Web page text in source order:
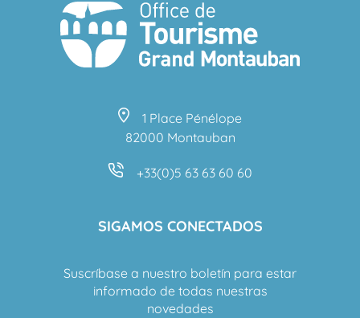
1 Place Pénélope
82000 Montauban
+33(0)5 63 63 60 60
SIGAMOS CONECTADOS
Suscríbase a nuestro boletín para estar
informado de todas nuestras
novedades